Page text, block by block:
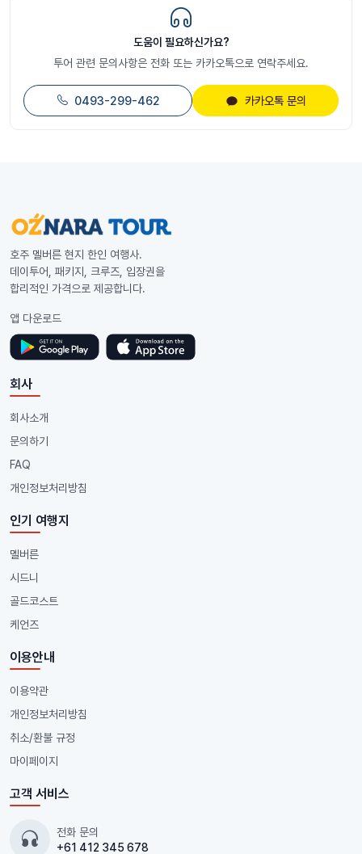
도움이 필요하신가요?
투어 관련 문의사항은 전화 또는 카카오톡으로 연락주세요.
0493-299-462 카카오톡 문의
호주 멜버른 현지 한인 여행사.
데이투어, 패키지, 크루즈, 입장권을
합리적인 가격으로 제공합니다.
앱 다운로드
회사
회사소개
문의하기
FAQ
개인정보처리방침
인기 여행지
멜버른
시드니
골드코스트
케언즈
이용안내
이용약관
개인정보처리방침
취소/환불 규정
마이페이지
고객 서비스
전화 문의
+61 412 345 678